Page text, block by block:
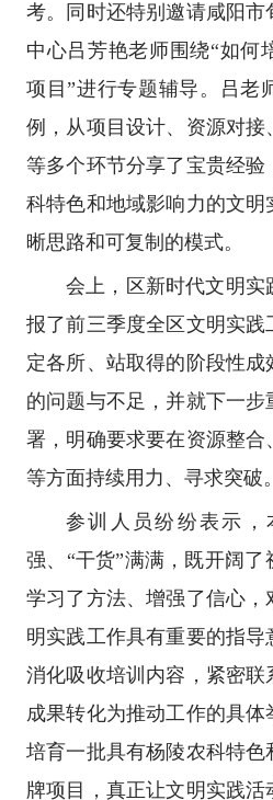
考。同时还特别邀请咸阳
中心吕芳艳老师围绕“如何
项目”进行专题辅导。吕老
例，从项目设计、资源对
等多个环节分享了宝贵经
科特色和地域影响力的文
晰思路和可复制的模式。
会上，区新时代文明实
报了前三季度全区文明实
定各所、站取得的阶段性
的问题与不足，并就下一
署，明确要求要在资源整
等方面持续用力、寻求突破。
参训人员纷纷表示
强、“干货”满满，既开阔
学习了方法、增强了信心
明实践工作具有重要的指
消化吸收培训内容，紧密联
成果转化为推动工作的具
培育一批具有杨陵农科特
牌项目，真正让文明实践